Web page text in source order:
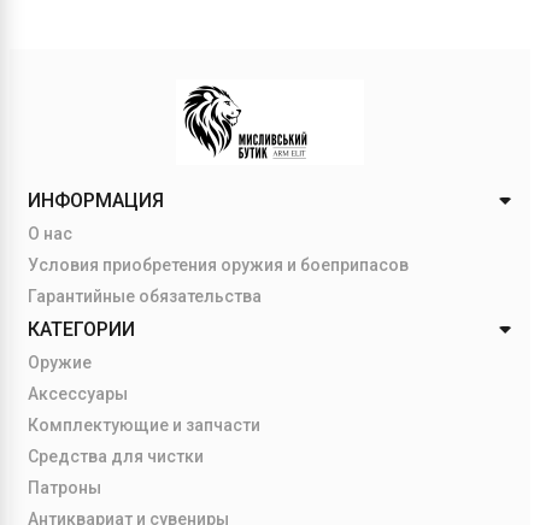
ИНФОРМАЦИЯ
О нас
Условия приобретения оружия и боеприпасов
Гарантийные обязательства
КАТЕГОРИИ
Оружие
Аксессуары
Комплектующие и запчасти
Средства для чистки
Патроны
Антиквариат и сувениры